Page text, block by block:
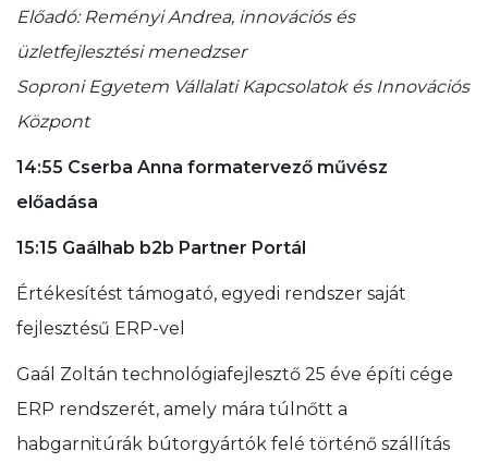
Előadó: Reményi Andrea, innovációs és
üzletfejlesztési menedzser
Soproni Egyetem Vállalati Kapcsolatok és Innovációs
Központ
14:55 Cserba Anna formatervező művész
előadása
15:15 Gaálhab b2b Partner Portál
Értékesítést támogató, egyedi rendszer saját
fejlesztésű ERP-vel
Gaál Zoltán technológiafejlesztő 25 éve építi cége
ERP rendszerét, amely mára túlnőtt a
habgarnitúrák bútorgyártók felé történő szállítás